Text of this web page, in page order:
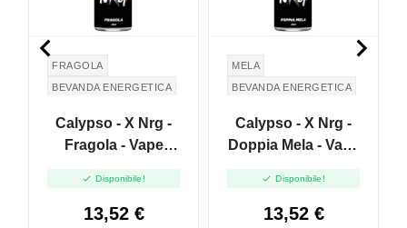
FRAGOLA
BEVANDA ENERGETICA
Calypso - X Nrg -
Fragola - Vape
 Disponibile!
13,52 €
MELA
BEVANDA ENERGETICA
Calypso - X Nrg -
Doppia Mela - Vape
 Disponibile!
13,52 €
 